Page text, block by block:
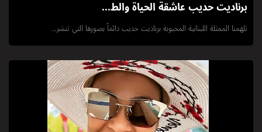
برناديت حديب عاشقة الحياة والط...
تلهمنا الممثلة اللبنانية المحبوبة برناديت حديب دائماً بصورها التي تنشر...